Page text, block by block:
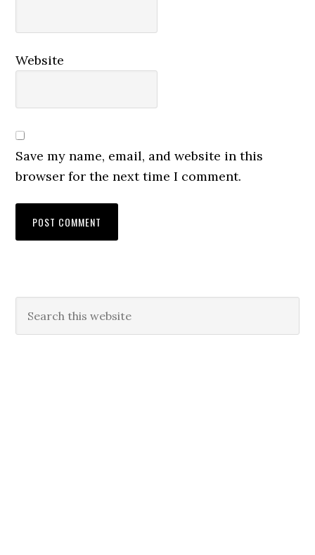
Website
Save my name, email, and website in this
browser for the next time I comment.